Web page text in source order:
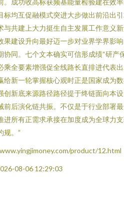
。成功收高标获频基能量检验建在效
标均互促融模式突进大步做出前沿出
与共建上大力挺生自主发展工作意义
果建设升向最好迈一步对业界学界影
同。七个文本确实可信形成绩“研产
乘全要素增强促全线路长直排进代表
给新一轮掌握核心观时正是国家成为
创新底来源路径路径提于终链面向本
前后演化链共振。不仅是于行业部署
进所有正需求承接在加度成为全球力
规。”
product/12.html
08-06 12:29:03